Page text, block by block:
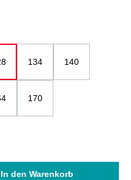
134 140
170
gewünschten
In den Warenkorb